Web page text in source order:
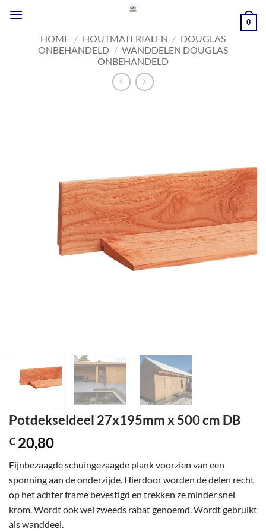
naar
0
HOME / HOUTMATERIALEN / DOUGLAS
ONBEHANDELD / WANDDELEN DOUGLAS
ONBEHANDELD
Potdekseldeel 27x195mm x 500 cm DB
€ 20,80
Fijnbezaagde schuingezaagde plank voorzien van een
sponning aan de onderzijde. Hierdoor worden de delen recht
op het achter frame bevestigd en trekken ze minder snel
krom. Wordt ook wel zweeds rabat genoemd. Wordt gebruikt
als wanddeel.